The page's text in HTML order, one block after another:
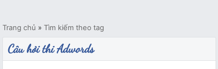
Trang chủ » Tìm kiếm theo tag
Câu hỏi thi Adwords